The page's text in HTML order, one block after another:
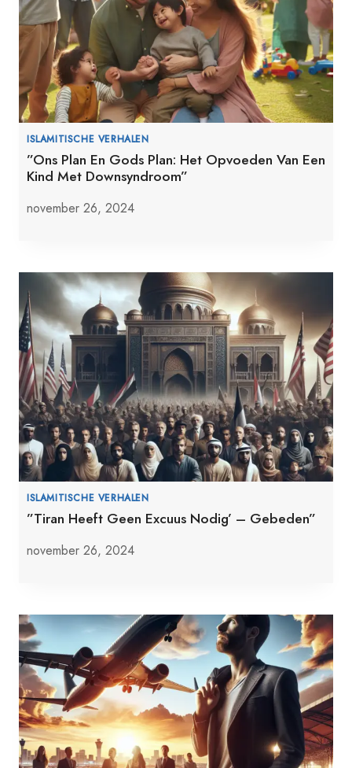
ISLAMITISCHE VERHALEN
”Ons Plan En Gods Plan: Het Opvoeden Van Een
Kind Met Downsyndroom”
november 26, 2024
ISLAMITISCHE VERHALEN
”Tiran Heeft Geen Excuus Nodig’ – Gebeden”
november 26, 2024